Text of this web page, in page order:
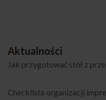
Aktualności
Jak przygotować stół z
Checklista organizacji